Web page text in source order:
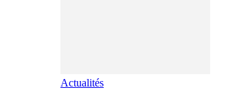
Actualités